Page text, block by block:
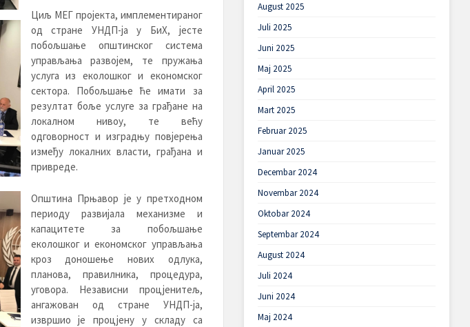
Циљ МЕГ пројекта, имплементираног
од стране УНДП-ја у БиХ, јесте
побољшање општинског система
управљања развојем, те пружања
услуга из еколошког и економског
сектора. Побољшање ће имати за
резултат боље услуге за грађане на
локалном нивоу, те већу
одговорност и изградњу повјерења
између локалних власти, грађана и
привреде.
Општина Прњавор је у претходном
периоду развијала механизме и
капацитете за побољшање
еколошког и економског управљања
кроз доношење нових одлука,
планова, правилника, процедура,
уговора. Независни процјенитељ,
ангажован од стране УНДП-ја,
извршио је процјену у складу са
August 2025
Juli 2025
Juni 2025
Maj 2025
April 2025
Mart 2025
Februar 2025
Januar 2025
Decembar 2024
Novembar 2024
Oktobar 2024
Septembar 2024
August 2024
Juli 2024
Juni 2024
Maj 2024